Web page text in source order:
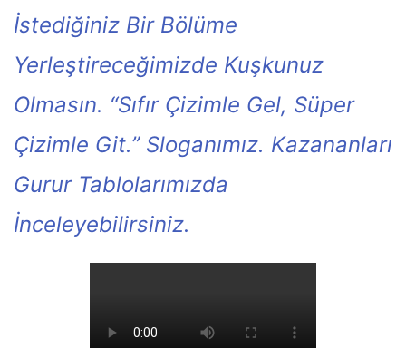
İstediğiniz Bir Bölüme
Yerleştireceğimizde Kuşkunuz
Olmasın. “Sıfır Çizimle Gel, Süper
Çizimle Git.” Sloganımız. Kazananları
Gurur Tablolarımızda
İnceleyebilirsiniz.